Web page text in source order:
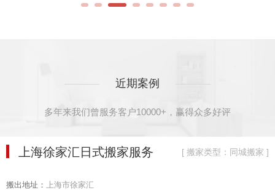
近期案例
多年来我们曾服务客户10000+，赢得众多好评
上海徐家汇日式搬家服务 [ 搬家类型：同城搬家 ]
搬出地址：
上海市徐家汇